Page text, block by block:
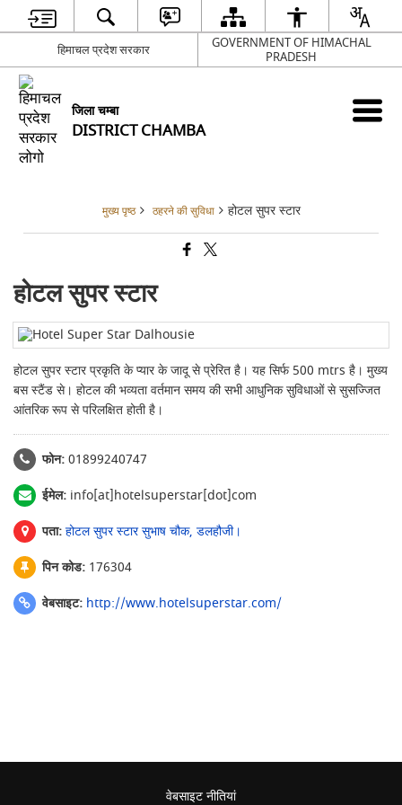
हिमाचल प्रदेश सरकार
GOVERNMENT OF HIMACHAL
PRADESH
जिला चम्बा
DISTRICT CHAMBA
मुख्य पृष्ठ ठहरने की सुविधा होटल सुपर स्टार
होटल सुपर स्टार
होटल सुपर स्टार प्रकृति के प्यार के जादू से प्रेरित है। यह सिर्फ 500 mtrs है। मुख्य
बस स्टैंड से। होटल की भव्यता वर्तमान समय की सभी आधुनिक सुविधाओं से सुसज्जित
आंतरिक रूप से परिलक्षित होती है।
फोन:01899240747
ईमेल: info[at]hotelsuperstar[dot]com
पता: होटल सुपर स्टार सुभाष चौक, डलहौजी।
पिन कोड: 176304
वेबसाइट: http://www.hotelsuperstar.com/
वेबसाइट नीतियां